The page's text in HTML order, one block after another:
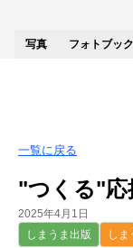
写真 フォトブック
一覧に戻る
"つくる"応
2025年4月1日
しまうま出版
しま